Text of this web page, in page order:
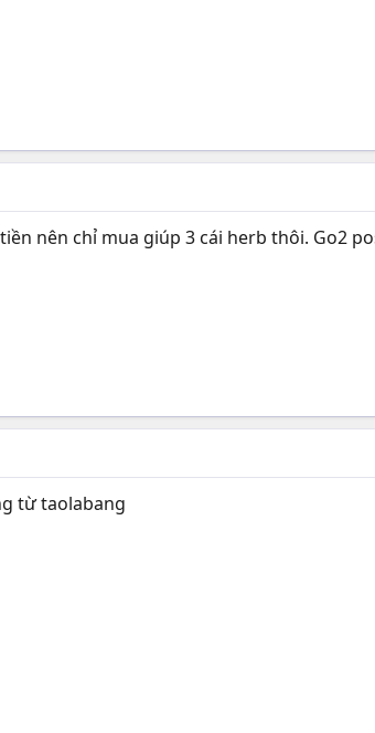
nên chỉ mua giúp 3 cái herb thôi. Go2
từ taolabang